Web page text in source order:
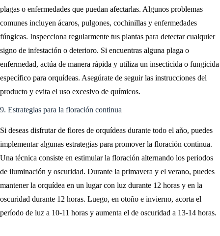
plagas o enfermedades que puedan afectarlas. Algunos problemas
comunes incluyen ácaros, pulgones, cochinillas y enfermedades
fúngicas. Inspecciona regularmente tus plantas para detectar cualquier
signo de infestación o deterioro. Si encuentras alguna plaga o
enfermedad, actúa de manera rápida y utiliza un insecticida o fungicida
específico para orquídeas. Asegúrate de seguir las instrucciones del
producto y evita el uso excesivo de químicos.
9. Estrategias para la floración continua
Si deseas disfrutar de flores de orquídeas durante todo el año, puedes
implementar algunas estrategias para promover la floración continua.
Una técnica consiste en estimular la floración alternando los periodos
de iluminación y oscuridad. Durante la primavera y el verano, puedes
mantener la orquídea en un lugar con luz durante 12 horas y en la
oscuridad durante 12 horas. Luego, en otoño e invierno, acorta el
período de luz a 10-11 horas y aumenta el de oscuridad a 13-14 horas.